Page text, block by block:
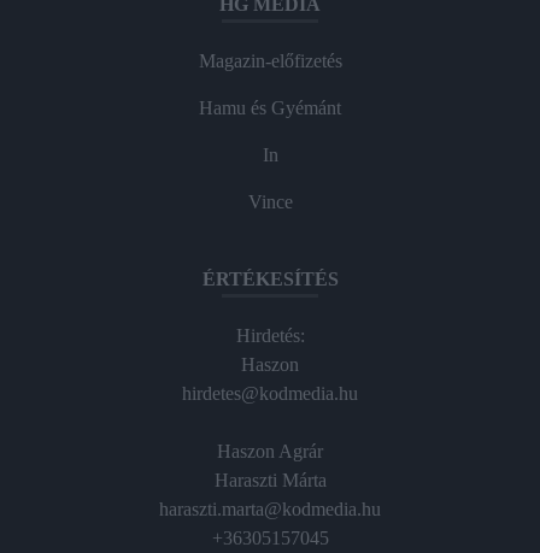
Magazin-előfizetés
Hamu és Gyémánt
In
Vince
ÉRTÉKESÍTÉS
Hirdetés:
Haszon
hirdetes@kodmedia.hu
Haszon Agrár
Haraszti Márta
haraszti.marta@kodmedia.hu
+36305157045